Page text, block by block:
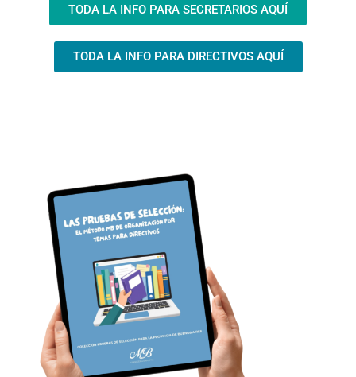
TODA LA INFO PARA SECRETARIOS AQUÍ
TODA LA INFO PARA DIRECTIVOS AQUÍ